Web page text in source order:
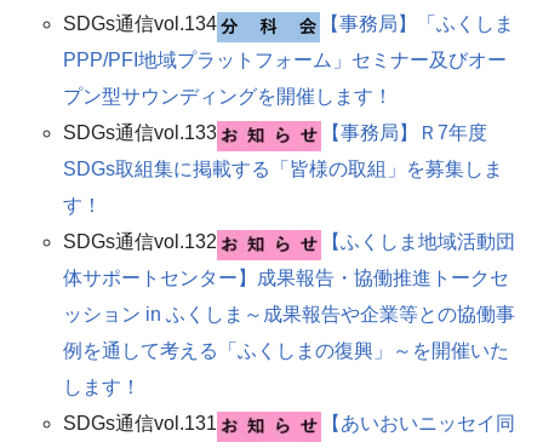
SDGs通信vol.134
【事務局】「ふくしま
PPP/PFI地域プラットフォーム」セミナー及びオー
プン型サウンディングを開催します ！
SDGs通信vol.133
【事務局】Ｒ7年度
SDGs取組集に掲載する「皆様の取組」を募集しま
す！
SDGs通信vol.132
【ふくしま地域活動団
体サポートセンター】成果報告・協働推進トークセ
ッション in ふくしま～成果報告や企業等との協働事
例を通して考える「ふくしまの復興」～を開催いた
します！
SDGs通信vol.131
【あいおいニッセイ同